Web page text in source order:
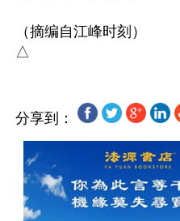
（摘编自江峰时刻）
分享到：